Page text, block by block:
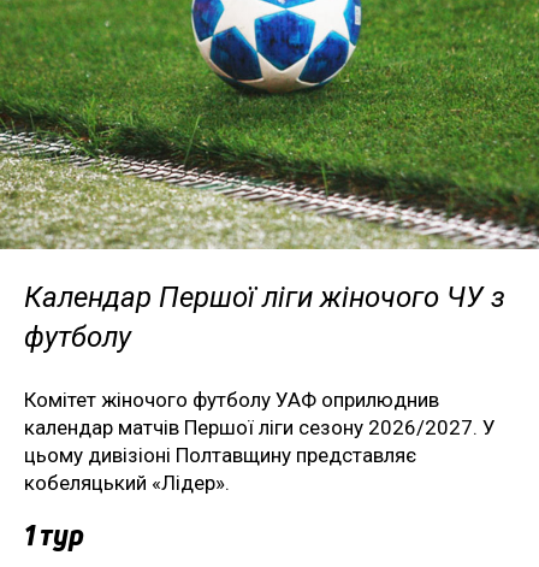
Календар Першої ліги жіночого ЧУ з
футболу
Комітет жіночого футболу УАФ оприлюднив
календар матчів Першої ліги сезону 2026/2027. У
цьому дивізіоні Полтавщину представляє
кобеляцький «Лідер».
1 тур